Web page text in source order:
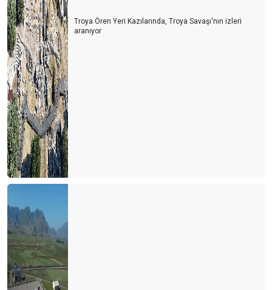
Troya Ören Yeri Kazılarında, Troya Savaşı'nın izleri
aranıyor